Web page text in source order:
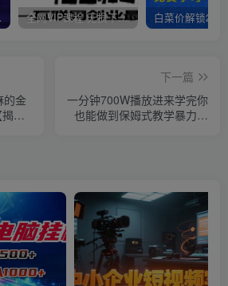
败者。 全网VIP课程 无损下载~
的金
下一篇
一分钟700W播放进来学完你
也能做到保姆式教学暴力变